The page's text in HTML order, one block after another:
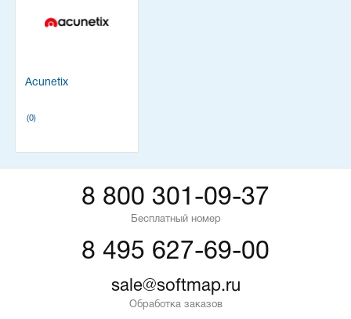
Acunetix
(0)
8 800 301-09-37
Бесплатный номер
8 495 627-69-00
sale@softmap.ru
Обработка заказов